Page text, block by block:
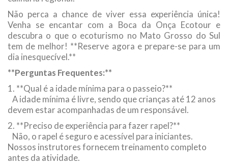
Não perca a chance de viver essa experiência única!
Venha se encantar com a Boca da Onça Ecotour e
descubra o que o ecoturismo no Mato Grosso do Sul
tem de melhor! **Reserve agora e prepare-se para um
dia inesquecível.**
**Perguntas Frequentes:**
1. **Qual é a idade mínima para o passeio?**
A idade mínima é livre, sendo que crianças até 12 anos
devem estar acompanhadas de um responsável.
2. **Preciso de experiência para fazer rapel?**
Não, o rapel é seguro e acessível para iniciantes.
Nossos instrutores fornecem treinamento completo
antes da atividade.